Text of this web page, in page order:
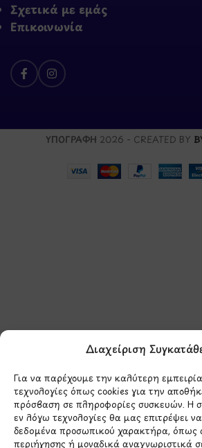
Διαχείριση
Για να παρέχουμε την καλύτερη
τεχνολογίες όπως cookies για την
πρόσβαση σε πληροφορίες συσκευών. Η
εν λόγω τεχνολογίες θα μας επιτρέψει
δεδομένα προσωπικού χαρακτήρα, όπως
περιήγησης ή μοναδικά αναγνωριστικά
Σχετικά με εμάς
Επικοινωνία
ΥΠΟΓΡΑΦΗ 2026 - CREATED BY
Έχω διαβάσει και